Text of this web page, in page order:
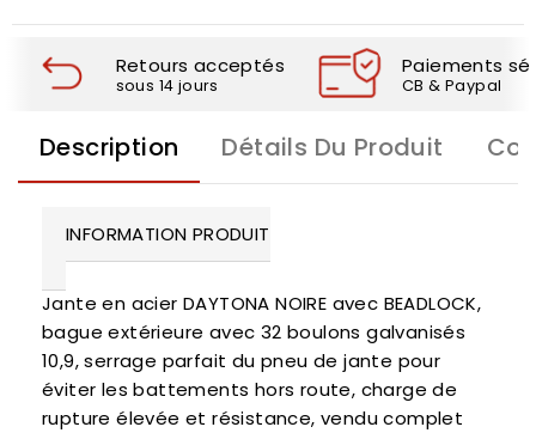
Retours acceptés
sous 14 jours
Paiements
CB & Paypal
Description Détails Du Produit
INFORMATION PRODUIT
Jante en acier DAYTONA NOIRE avec BEADLOCK,
bague extérieure avec 32 boulons galvanisés
10,9, serrage parfait du pneu de jante pour
éviter les battements hors route, charge de
rupture élevée et résistance, vendu complet